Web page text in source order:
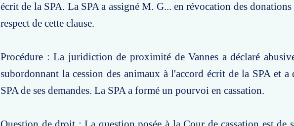
écrit de la SPA. La SPA a assigné M. G... en révocation des
respect de cette clause.
Procédure : La juridiction de proximité de Vannes a déclaré
subordonnant la cession des animaux à l'accord écrit de la SPA et a
SPA de ses demandes. La SPA a formé un pourvoi en cassation.